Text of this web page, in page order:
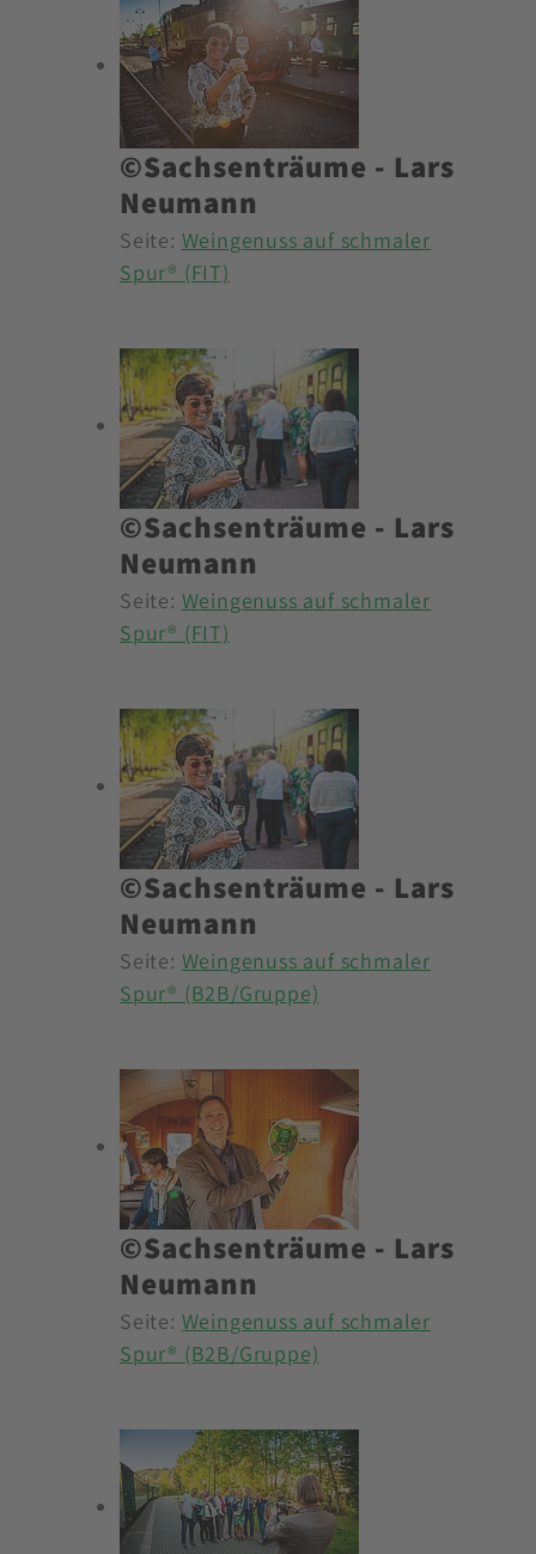
©Sachsenträume - Lars
Neumann
Seite: Weingenuss auf schmaler
Spur® (FIT)
©Sachsenträume - Lars
Neumann
Seite: Weingenuss auf schmaler
Spur® (FIT)
©Sachsenträume - Lars
Neumann
Seite: Weingenuss auf schmaler
Spur® (B2B/Gruppe)
©Sachsenträume - Lars
Neumann
Seite: Weingenuss auf schmaler
Spur® (B2B/Gruppe)